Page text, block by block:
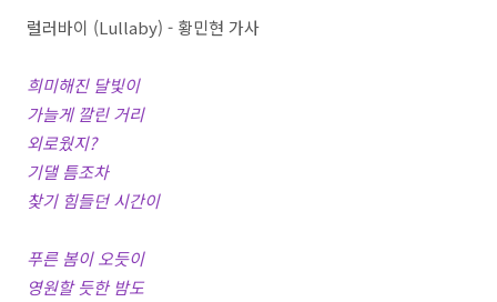
럴러바이 (Lullaby) - 황민현 가사
희미해진 달빛이
가늘게 깔린 거리
외로웠지?
기댈 틈조차
찾기 힘들던 시간이
푸른 봄이 오듯이
영원할 듯한 밤도